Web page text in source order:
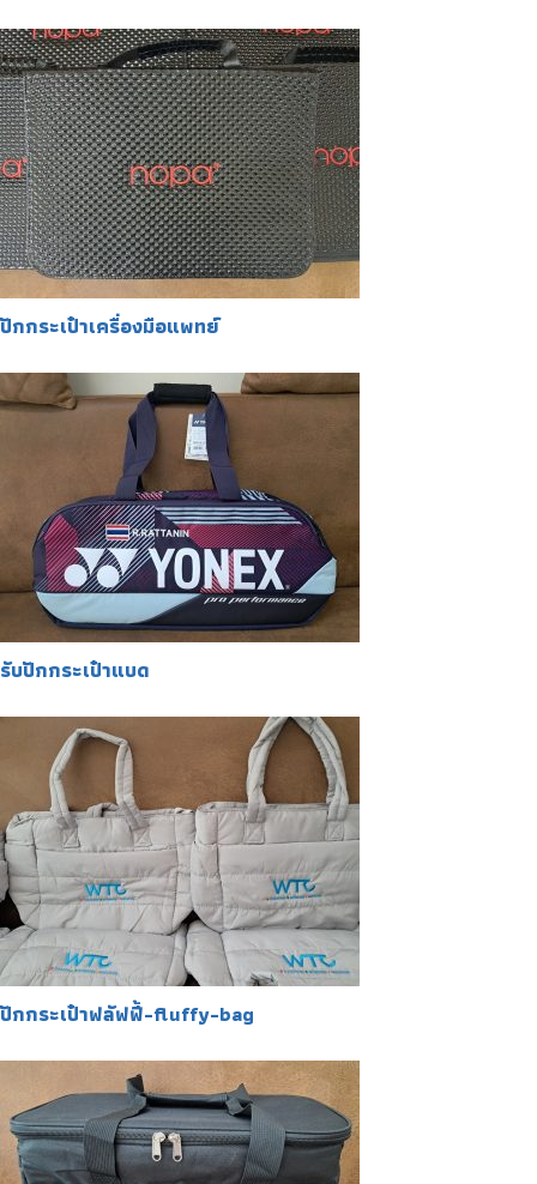
ปักกระเป๋าเครื่องมือแพทย์
รับปักกระเป๋าแบด
ปักกระเป๋าฟลัฟฟี้-fluffy-bag